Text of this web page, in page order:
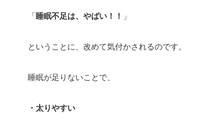
「 睡眠不足は、やばい！！ 」
ということに、改めて気付かされるのです。
睡眠が足りないことで、
・太りやすい